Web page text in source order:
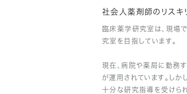
社会人薬剤師のリスキ
臨床薬学研究室は、現場で
究室を目指しています。
現在、病院や薬局に勤務
が運用されています。しか
十分な研究指導を受けら